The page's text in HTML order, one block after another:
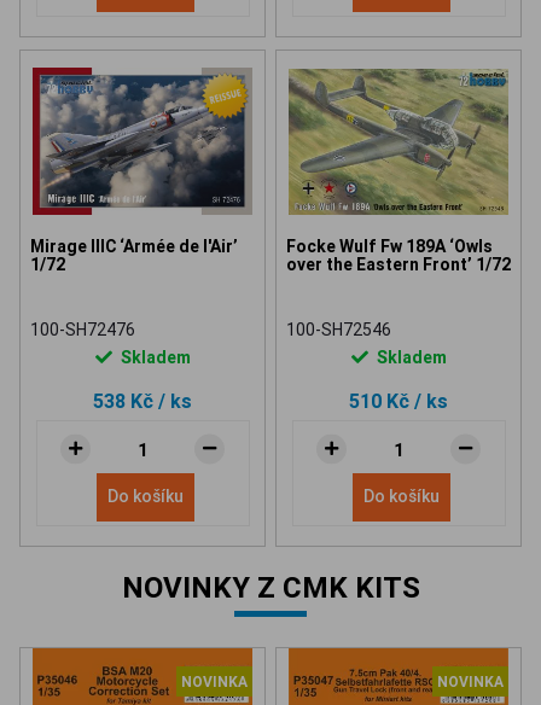
Mirage IIIC ‘Armée de l'Air’
1/72
100-SH72476
Skladem
538 Kč / ks
Do košíku
Focke Wulf Fw 189A ‘Owls
over the Eastern Front’ 1/72
100-SH72546
Skladem
510 Kč / ks
Do košíku
NOVINKY Z CMK KITS
NOVINKA NOVINKA